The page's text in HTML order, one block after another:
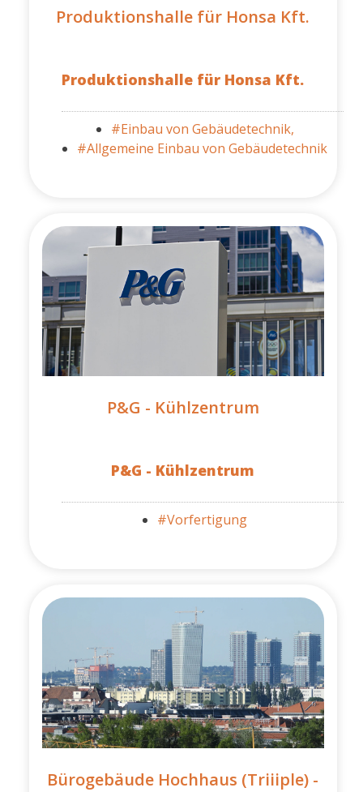
Produktionshalle für Honsa Kft.
Produktionshalle für Honsa Kft.
#Einbau von Gebäudetechnik,
#Allgemeine Einbau von Gebäudetechnik
P&G - Kühlzentrum
P&G - Kühlzentrum
#Vorfertigung
Bürogebäude Hochhaus (Triiiple) -